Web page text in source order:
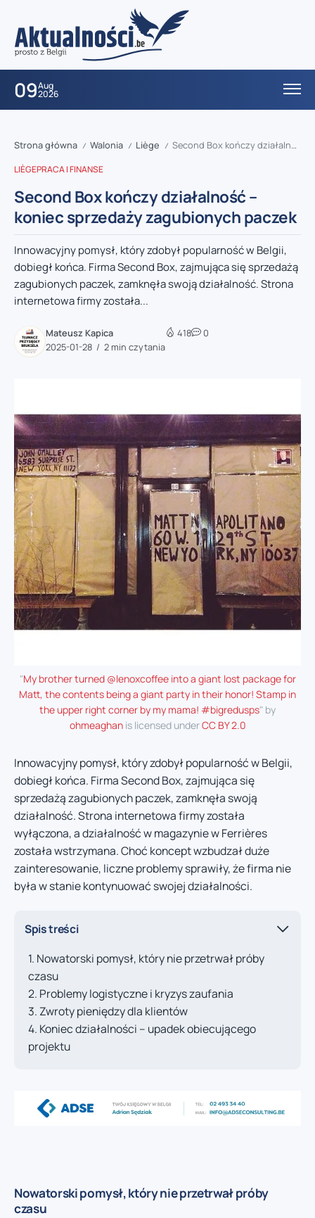
09Aug
2026
Strona główna / Walonia / Liège / Second Box kończy działalność – koniec sprzedaży zagubionych paczek
LIÈGEPRACA I FINANSE
Second Box kończy działalność –
koniec sprzedaży zagubionych paczek
Innowacyjny pomysł, który zdobył popularność w Belgii,
dobiegł końca. Firma Second Box, zajmująca się sprzedażą
zagubionych paczek, zamknęła swoją działalność. Strona
internetowa firmy została...
Mateusz Kapica
2025-01-28
2 min czytania
418 0
"My brother turned @lenoxcoffee into a giant lost package for
Matt, the contents being a giant party in their honor! Stamp in
the upper right corner by my mama! #bigredusps" by
ohmeaghanis licensed underCC BY 2.0
Innowacyjny pomysł, który zdobył popularność w Belgii,
dobiegł końca. Firma Second Box, zajmująca się
sprzedażą zagubionych paczek, zamknęła swoją
działalność. Strona internetowa firmy została
wyłączona, a działalność w magazynie w Ferrières
została wstrzymana. Choć koncept wzbudzał duże
zainteresowanie, liczne problemy sprawiły, że firma nie
była w stanie kontynuować swojej działalności.
Spis treści
Nowatorski pomysł, który nie przetrwał próby
czasu
Problemy logistyczne i kryzys zaufania
Zwroty pieniędzy dla klientów
Koniec działalności – upadek obiecującego
projektu
Nowatorski pomysł, który nie przetrwał próby
czasu